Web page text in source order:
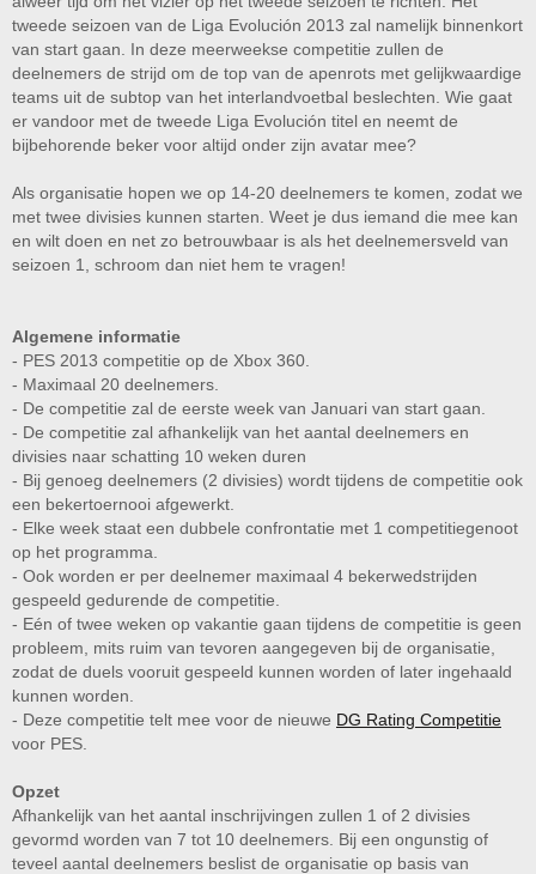
tweede seizoen van de Liga Evolución 2013 zal namelijk binnenkort
van start gaan. In deze meerweekse competitie zullen de
deelnemers de strijd om de top van de apenrots met gelijkwaardige
teams uit de subtop van het interlandvoetbal beslechten. Wie gaat
er vandoor met de tweede Liga Evolución titel en neemt de
bijbehorende beker voor altijd onder zijn avatar mee?
Als organisatie hopen we op 14-20 deelnemers te komen, zodat we
met twee divisies kunnen starten. Weet je dus iemand die mee kan
en wilt doen en net zo betrouwbaar is als het deelnemersveld van
seizoen 1, schroom dan niet hem te vragen!
Algemene informatie
- PES 2013 competitie op de Xbox 360.
- Maximaal 20 deelnemers.
- De competitie zal de eerste week van Januari van start gaan.
- De competitie zal afhankelijk van het aantal deelnemers en
divisies naar schatting 10 weken duren
- Bij genoeg deelnemers (2 divisies) wordt tijdens de competitie ook
een bekertoernooi afgewerkt.
- Elke week staat een dubbele confrontatie met 1 competitiegenoot
op het programma.
- Ook worden er per deelnemer maximaal 4 bekerwedstrijden
gespeeld gedurende de competitie.
- Eén of twee weken op vakantie gaan tijdens de competitie is geen
probleem, mits ruim van tevoren aangegeven bij de organisatie,
zodat de duels vooruit gespeeld kunnen worden of later ingehaald
kunnen worden.
- Deze competitie telt mee voor de nieuwe DG Rating Competitie
voor PES.
Opzet
Afhankelijk van het aantal inschrijvingen zullen 1 of 2 divisies
gevormd worden van 7 tot 10 deelnemers. Bij een ongunstig of
teveel aantal deelnemers beslist de organisatie op basis van